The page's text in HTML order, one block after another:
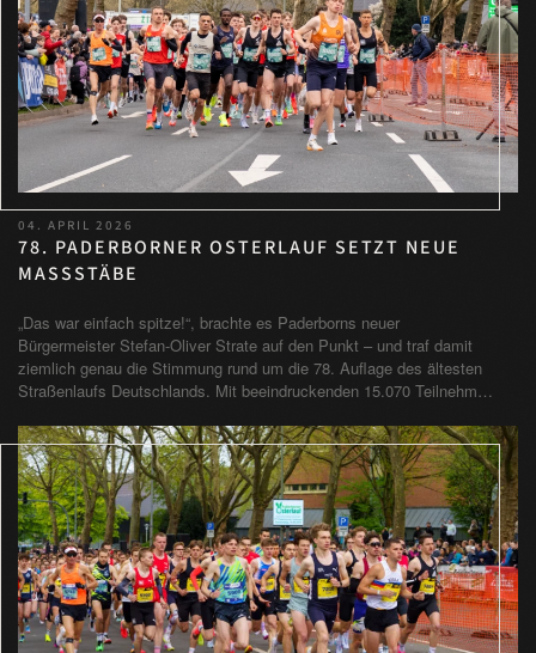
04. APRIL 2026
78. PADERBORNER OSTERLAUF SETZT NEUE
MASSSTÄBE
„Das war einfach spitze!“, brachte es Paderborns neuer
Bürgermeister Stefan-Oliver Strate auf den Punkt – und traf damit
ziemlich genau die Stimmung rund um die 78. Auflage des ältesten
Straßenlaufs Deutschlands. Mit beeindruckenden 15.070 Teilnehm…